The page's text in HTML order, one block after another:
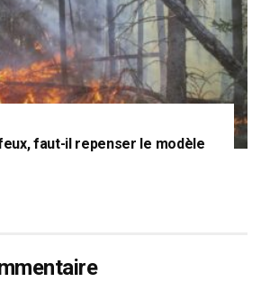
faut-il repenser le modèle